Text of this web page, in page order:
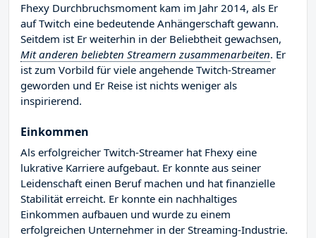
Fhexy Durchbruchsmoment kam im Jahr 2014, als Er
auf Twitch eine bedeutende Anhängerschaft gewann.
Seitdem ist Er weiterhin in der Beliebtheit gewachsen,
Mit anderen beliebten Streamern zusammenarbeiten. Er
ist zum Vorbild für viele angehende Twitch-Streamer
geworden und Er Reise ist nichts weniger als
inspirierend.
Einkommen
Als erfolgreicher Twitch-Streamer hat Fhexy eine
lukrative Karriere aufgebaut. Er konnte aus seiner
Leidenschaft einen Beruf machen und hat finanzielle
Stabilität erreicht. Er konnte ein nachhaltiges
Einkommen aufbauen und wurde zu einem
erfolgreichen Unternehmer in der Streaming-Industrie.